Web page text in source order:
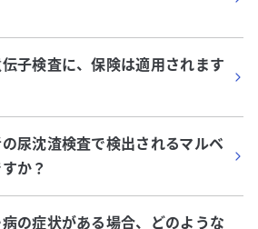
子検査に、保険は適用されます
尿沈渣検査で検出されるマルベ
か？
の症状がある場合、どのような